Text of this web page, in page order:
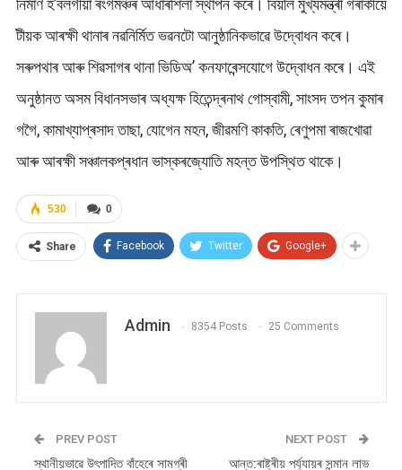
টীয়ক আৰক্ষী থানাৰ নৱনিৰ্মিত ভৱনটো আনুষ্ঠানিকভাৱে উদ্বোধন কৰে।
সৰুপথাৰ আৰু শিৱসাগৰ থানা ভিডিঅ’ কনফাৰেন্সযোগে উদ্বোধন কৰে। এই
অনুষ্ঠানত অসম বিধানসভাৰ অধ্যক্ষ হিতেন্দ্ৰনাথ গোস্বামী, সাংসদ তপন কুমাৰ
গগৈ, কামাখ্যাপ্ৰসাদ তাছা, যোগেন মহন, জীৱমণি কাকতি, ৰেণুপমা ৰাজখোৱা
আৰু আৰক্ষী সঞ্চালকপ্ৰধান ভাস্কৰজ্যোতি মহন্ত উপস্থিত থাকে।
0
530
Share Facebook Twitter Google+
Admin 8354 Posts 25 Comments
PREV POST
স্থানীয়ভাৱে উৎপাদিত বাঁহেৰে সামগ্ৰী
NEXT POST
আন্ত:ৰাষ্ট্ৰীয় পৰ্য্যায়ৰ সন্মান লাভ